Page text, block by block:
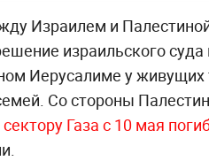
Израилем и
израильского
Иерусалиме у
Со стороны
Газа с 10 мая